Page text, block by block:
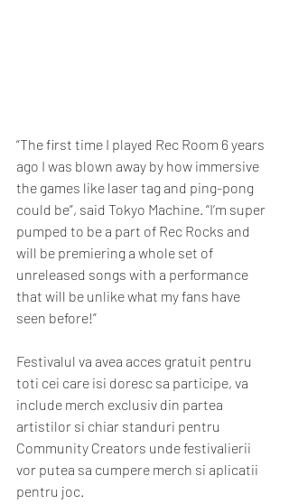
“The first time I played Rec Room 6 years
ago I was blown away by how immersive
the games like laser tag and ping-pong
could be”, said Tokyo Machine. “I’m super
pumped to be a part of Rec Rocks and
will be premiering a whole set of
unreleased songs with a performance
that will be unlike what my fans have
seen before!”
Festivalul va avea acces gratuit pentru
toti cei care isi doresc sa participe, va
include merch exclusiv din partea
artistilor si chiar standuri pentru
Community Creators unde festivalierii
vor putea sa cumpere merch si aplicatii
pentru joc.